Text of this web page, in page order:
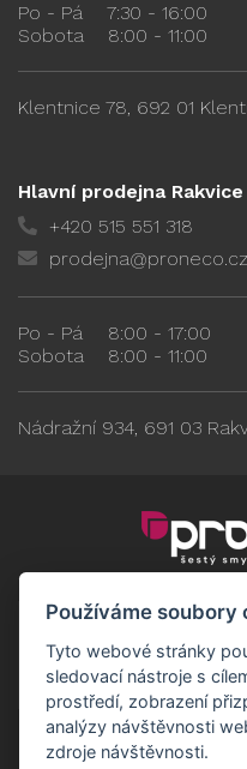
Po - Pá
7:30 - 16:00
Sobota
8:00 - 11:00
Klentnice 78, 692 01
Hlavní prodejna Rakvice
+420 515 551 318
prodejna@proneco.cz
Po - Pá
8:00 - 17:00
Sobota
8:00 - 11:00
Nádražní 934, 691 03
Používáme soubory
Tyto webové stránky
sledovací nástroje s
prostředí, zobrazení
analýzy návštěvnosti
zdroje návštěvnosti.